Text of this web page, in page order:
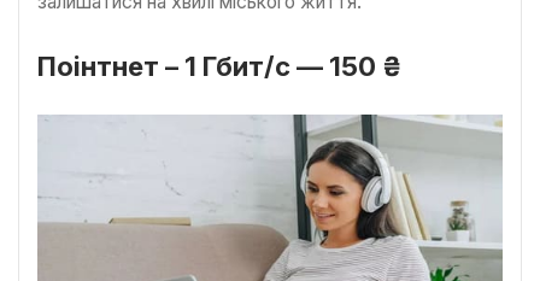
Поінтнет – 1 Гбит/с — 150 ₴